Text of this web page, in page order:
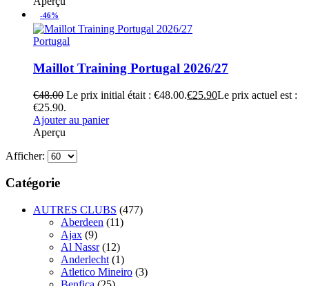
-46%
Portugal
Maillot Training Portugal 2026/27
€48.00 Le prix initial était : €48.00.€25.90Le prix actuel est :
€25.90.
Ajouter au panier
Aperçu
Afficher:
Catégorie
AUTRES CLUBS (477)
Aberdeen (11)
Ajax (9)
Al Nassr (12)
Anderlecht (1)
Atletico Mineiro (3)